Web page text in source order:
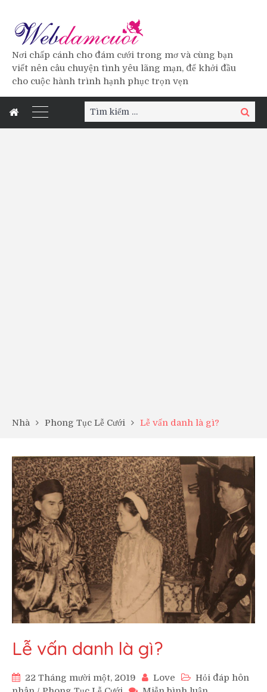
Nơi chấp cánh cho đám cưới trong mơ và cùng bạn
viết nên câu chuyện tình yêu lãng mạn, để khởi đầu
cho cuộc hành trình hạnh phục trọn vẹn
Tìm
kiếm:
Tìm
kiếm
Nhà Phong Tục Lễ Cưới Lễ vấn danh là gì?
Lễ vấn danh là gì?
22 Tháng mười một, 2019 Love
Hỏi đáp hôn